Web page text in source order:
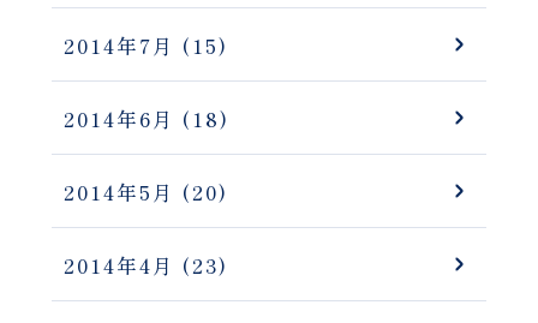
2014年7月 (15)
2014年6月 (18)
2014年5月 (20)
2014年4月 (23)